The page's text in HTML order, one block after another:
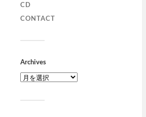
CD
CONTACT
Archives